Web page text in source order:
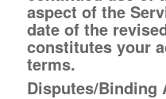
aspect of the
date of the
constitutes your
terms.
Disputes/Binding